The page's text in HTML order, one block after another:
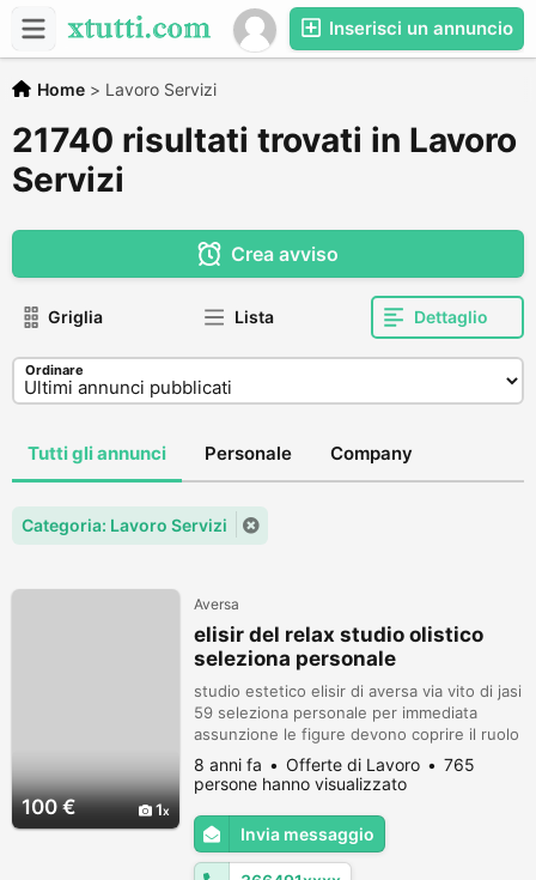
Inserisci un annuncio
Home > Lavoro Servizi
21740 risultati trovati in Lavoro
Servizi
Crea avviso
Griglia Lista Dettaglio
Ordinare
Tutti gli annunci Personale Company
Categoria: Lavoro Servizi
100 € 1
Aversa
elisir del relax studio olistico
seleziona personale
studio estetico elisir di aversa via vito di jasi
59 seleziona personale per immediata
assunzione le figure devono coprire il ruolo
di una segretaria e due massaggiatrici si
prega di astenersi perditempo grazie. info
3664911261
8 anni fa Offerte di Lavoro
765
persone hanno visualizzato
Invia messaggio